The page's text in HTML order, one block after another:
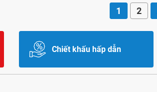
1 2
Chiết khấu hấp dẫn